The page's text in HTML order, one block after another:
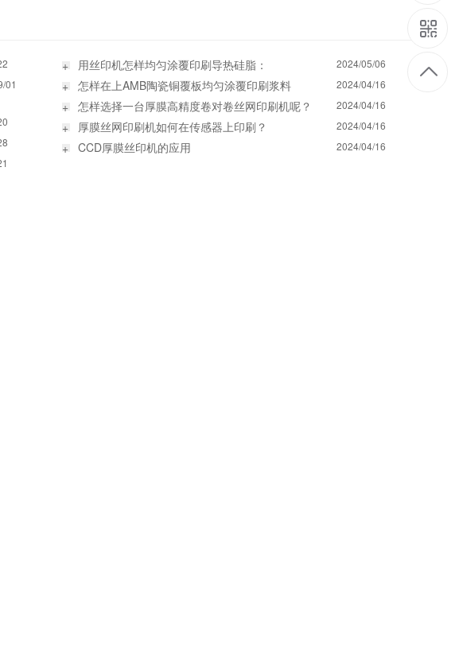
01
用丝印机怎样均匀涂覆印刷导热硅脂： 2024/05/06
怎样在上AMB陶瓷铜覆板均匀涂覆印刷浆料 2024/04/16
怎样选择一台厚膜高精度卷对卷丝网印刷机呢？ 2024/04/16
厚膜丝网印刷机如何在传感器上印刷？ 2024/04/16
CCD厚膜丝印机的应用 2024/04/16